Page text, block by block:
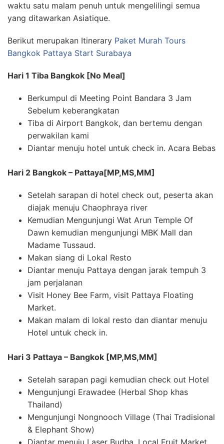
waktu satu malam penuh untuk mengelilingi semua
yang ditawarkan Asiatique.
Berikut merupakan Itinerary Paket Murah Tours
Bangkok Pattaya Start Surabaya
Hari 1 Tiba Bangkok [No Meal]
Berkumpul di Meeting Point Bandara 3 Jam
Sebelum keberangkatan
Tiba di Airport Bangkok, dan bertemu dengan
perwakilan kami
Diantar menuju hotel untuk check in. Acara Bebas
Hari 2 Bangkok – Pattaya[MP,MS,MM]
Setelah sarapan di hotel check out, peserta akan
diajak menuju Chaophraya river
Kemudian Mengunjungi Wat Arun Temple Of
Dawn kemudian mengunjungi MBK Mall dan
Madame Tussaud.
Makan siang di Lokal Resto
Diantar menuju Pattaya dengan jarak tempuh 3
jam perjalanan
Visit Honey Bee Farm, visit Pattaya Floating
Market.
Makan malam di lokal resto dan diantar menuju
Hotel untuk check in.
Hari 3 Pattaya – Bangkok [MP,MS,MM]
Setelah sarapan pagi kemudian check out Hotel
Mengunjungi Erawadee (Herbal Shop khas
Thailand)
Mengunjungi Nongnooch Village (Thai Tradisional
& Elephant Show)